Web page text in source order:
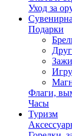
Уход за
Подарки
Флаги,
Часы
Туризм